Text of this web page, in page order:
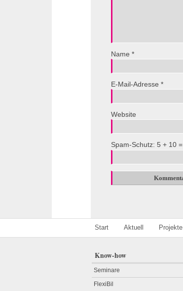
Name*
E-Mail-Adresse*
Website
Spam-Schutz: 5 + 10 =
Start Aktuell Projekte
Know-how
Seminare
FlexiBil